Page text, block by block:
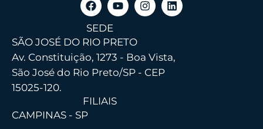
SEDE
SÃO JOSÉ DO RIO PRETO
Av. Constituição, 1273 - Boa Vista,
São José do Rio Preto/SP - CEP
15025-120.
FILIAIS
CAMPINAS - SP